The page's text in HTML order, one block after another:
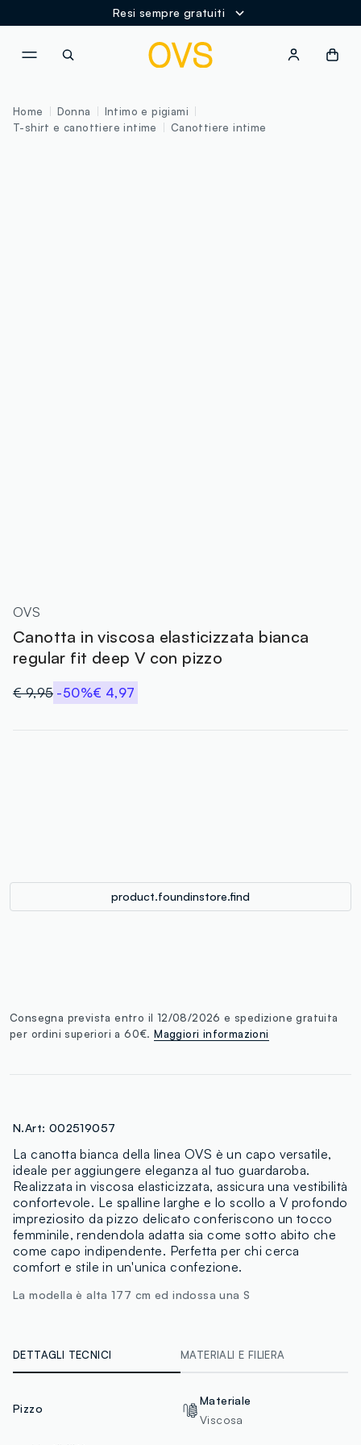
Resi sempre gratuiti
Home Donna
Intimo e pigiami
T-shirt e canottiere intime
Canottiere intime
OVS
Canotta in viscosa elasticizzata bianca
regular fit deep V con pizzo
€ 9,95 -50%€ 4,97
product.foundinstore.find
Consegna prevista entro il 12/08/2026 e spedizione gratuita
per ordini superiori a 60€.Maggiori informazioni
N.Art: 002519057
La canotta bianca della linea OVS è un capo versatile,
ideale per aggiungere eleganza al tuo guardaroba.
Realizzata in viscosa elasticizzata, assicura una vestibilità
confortevole. Le spalline larghe e lo scollo a V profondo
impreziosito da pizzo delicato conferiscono un tocco
femminile, rendendola adatta sia come sotto abito che
come capo indipendente. Perfetta per chi cerca
comfort e stile in un'unica confezione.
La modella è alta 177 cm ed indossa una S
DETTAGLI TECNICI MATERIALI E FILIERA
Pizzo
Materiale
Viscosa